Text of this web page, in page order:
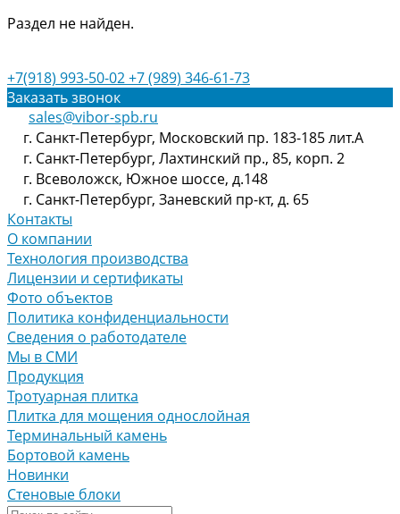
Раздел не найден.
+7(918) 993-50-02+7 (989) 346-61-73
Заказать звонок
sales@vibor-spb.ru
г. Санкт-Петербург, Московский пр. 183-185 лит.А
г. Санкт-Петербург, Лахтинский пр., 85, корп. 2
г. Всеволожск, Южное шоссе, д.148
г. Санкт-Петербург, Заневский пр-кт, д. 65
Контакты
О компании
Технология производства
Лицензии и сертификаты
Фото объектов
Политика конфиденциальности
Сведения о работодателе
Мы в СМИ
Продукция
Тротуарная плитка
Плитка для мощения однослойная
Терминальный камень
Бортовой камень
Новинки
Стеновые блоки